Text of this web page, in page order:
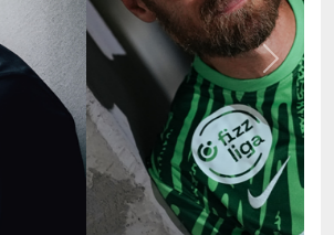
Next